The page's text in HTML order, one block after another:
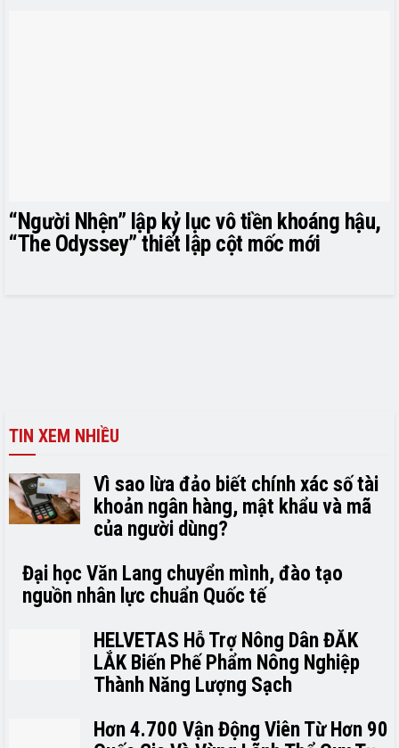
“Người Nhện” lập kỷ lục vô tiền khoáng hậu,
“The Odyssey” thiết lập cột mốc mới
TIN XEM NHIỀU
Vì sao lừa đảo biết chính xác số tài
khoản ngân hàng, mật khẩu và mã
của người dùng?
Đại học Văn Lang chuyển mình, đào tạo
nguồn nhân lực chuẩn Quốc tế
HELVETAS Hỗ Trợ Nông Dân ĐẮK
LẮK Biến Phế Phẩm Nông Nghiệp
Thành Năng Lượng Sạch
Hơn 4.700 Vận Động Viên Từ Hơn 90